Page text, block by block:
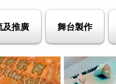
及推廣 舞台製作